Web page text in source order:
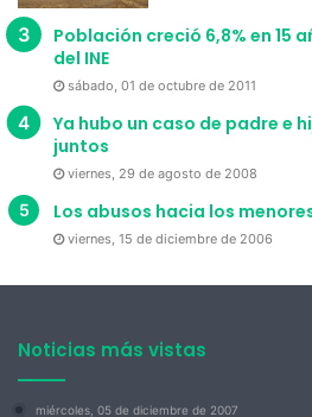
Población creció 6,8% en 15
del INE
sábado, 01 de octubre de 2011
Ya hubo un caso de padre e
juntos
viernes, 29 de agosto de 2008
Los abusos hacia los
viernes, 15 de diciembre de 2006
Noticias más vistas
miércoles, 05 de diciembre de 2007